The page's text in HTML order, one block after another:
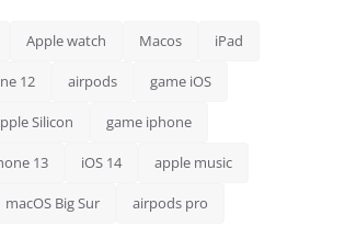
Apple watch Macos iPad
12 airpods game iOS
Silicon game iphone
13 iOS 14 apple music
macOS Big Sur airpods pro